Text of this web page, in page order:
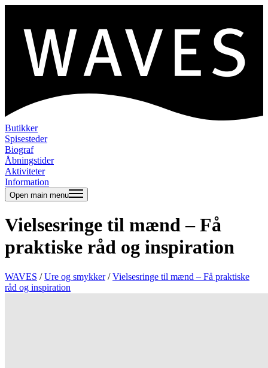
Butikker
Spisesteder
Biograf
Åbningstider
Aktiviteter
Information
Open main menu
Vielsesringe til mænd – Få
praktiske råd og inspiration
WAVES /Ure og smykker/Vielsesringe til mænd – Få praktiske
råd og inspiration